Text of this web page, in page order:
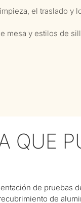
el traslado y
mesa y estilos de
QUE
de pruebas
de